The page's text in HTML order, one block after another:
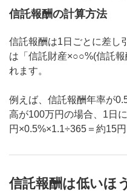
信託報酬の計算方法
信託報酬は1日ごとに差し
は「信託財産×○○%(信託
れます。
例えば、信託報酬年率が
高が100万円の場合、1日
円×0.5%×1.1÷365＝約15円
信託報酬は低いほ